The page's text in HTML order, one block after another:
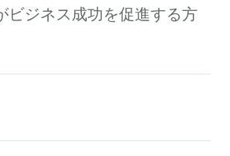
ビジネス成功を促進する方